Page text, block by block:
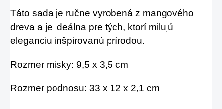
Táto sada je ručne vyrobená z mangového
dreva a je ideálna pre tých, ktorí milujú
eleganciu inšpirovanú prírodou.
Rozmer misky: 9,5 x 3,5 cm
Rozmer podnosu: 33 x 12 x 2,1 cm